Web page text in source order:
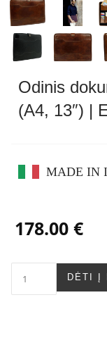
Odinis
(A4, 13″) |
MADE IN
178.00 €
DĖTI Į